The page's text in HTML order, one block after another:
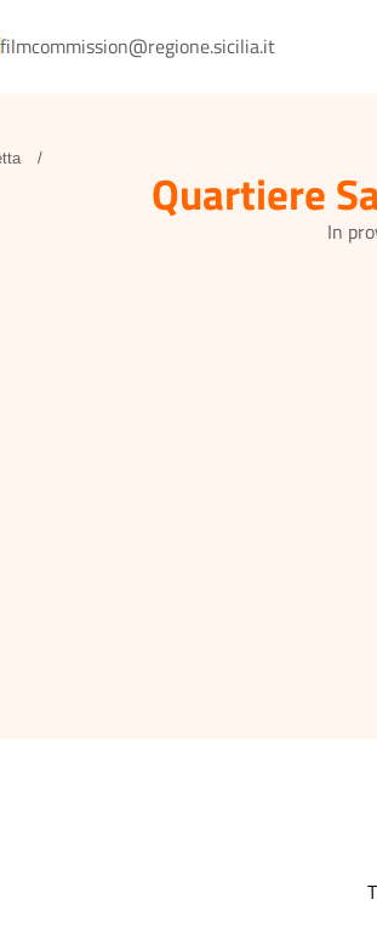
filmcommission@regione.sicilia.it
/
Quartiere
In